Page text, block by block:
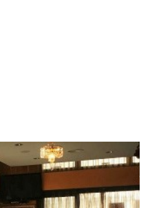
Cinesi
Thailandesi